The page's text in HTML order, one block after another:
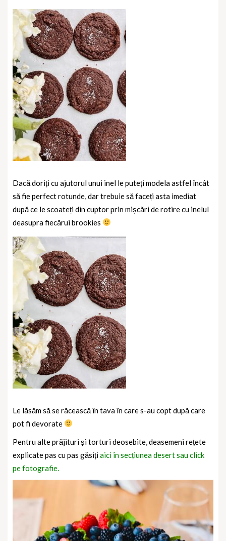
Dacă doriți cu ajutorul unui inel le puteți modela astfel încât
să fie perfect rotunde, dar trebuie să faceți asta imediat
după ce le scoateți din cuptor prin mișcări de rotire cu inelul
deasupra fiecărui brookies
Le lăsăm să se răcească în tava în care s-au copt după care
pot fi devorate
Pentru alte prăjituri și torturi deosebite, deasemeni rețete
explicate pas cu pas găsițiaici în secțiunea desert sau click
pe fotografie.